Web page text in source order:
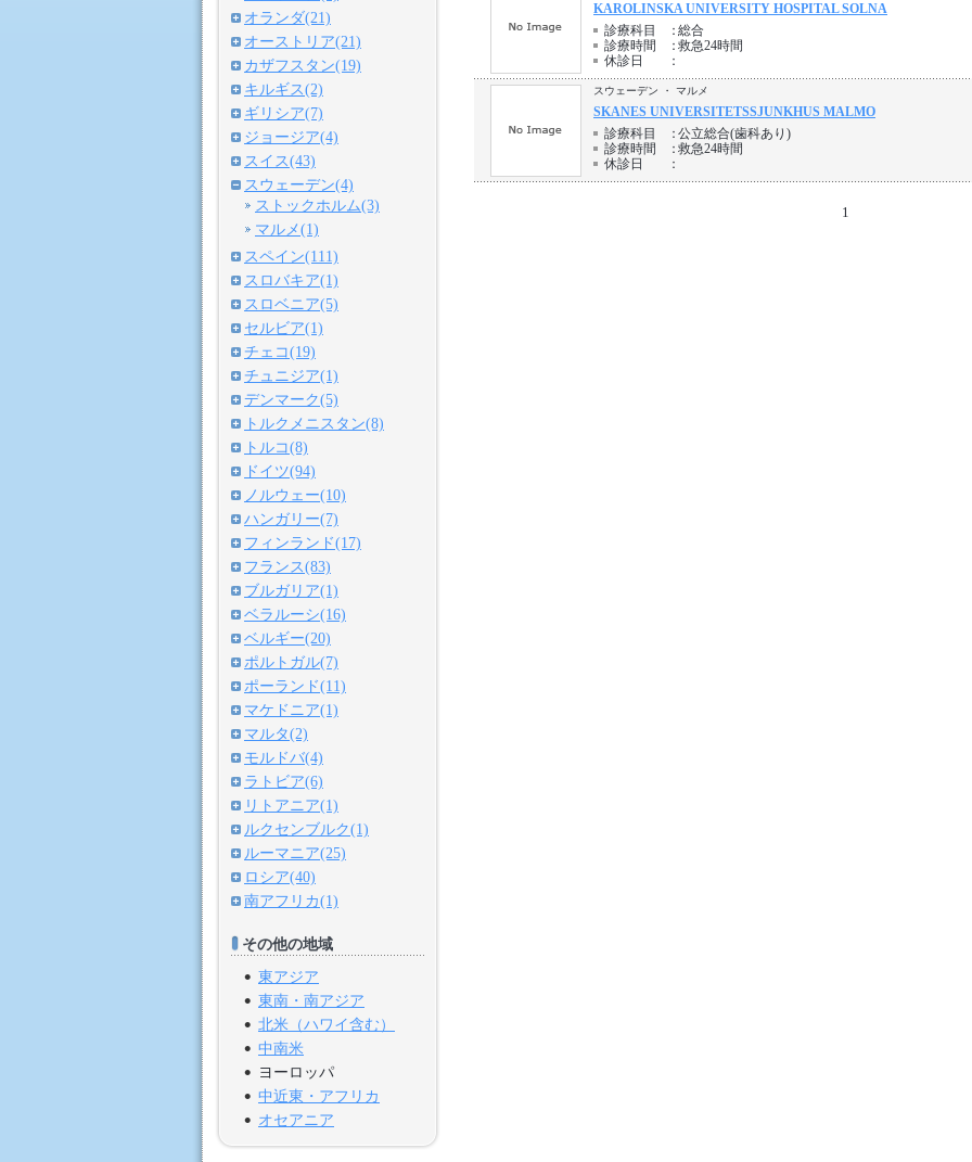
KAROLINSKA UNIVERSITY HOSPITAL SOLNA
診療科目
：総合
診療時間
：救急24時間
休診日
：
スウェーデン ・ マルメ
SKANES UNIVERSITETSSJUNKHUS MALMO
診療科目
：公立総合(歯科あり)
診療時間
：救急24時間
休診日
：
1
オランダ(21)
オーストリア(21)
カザフスタン(19)
キルギス(2)
ギリシア(7)
ジョージア(4)
スイス(43)
スウェーデン(4)
ストックホルム(3)
マルメ(1)
スペイン(111)
スロバキア(1)
スロベニア(5)
セルビア(1)
チェコ(19)
チュニジア(1)
デンマーク(5)
トルクメニスタン(8)
トルコ(8)
ドイツ(94)
ノルウェー(10)
ハンガリー(7)
フィンランド(17)
フランス(83)
ブルガリア(1)
ベラルーシ(16)
ベルギー(20)
ポルトガル(7)
ポーランド(11)
マケドニア(1)
マルタ(2)
モルドバ(4)
ラトビア(6)
リトアニア(1)
ルクセンブルク(1)
ルーマニア(25)
ロシア(40)
南アフリカ(1)
その他の地域
東アジア
東南・南アジア
北米（ハワイ含む）
中南米
ヨーロッパ
中近東・アフリカ
オセアニア